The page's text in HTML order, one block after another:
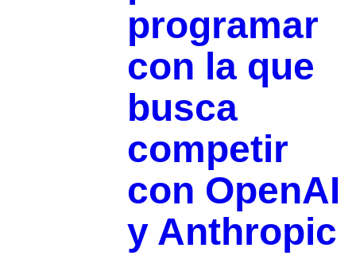
programar
con la que
busca
competir
con OpenAI
y Anthropic